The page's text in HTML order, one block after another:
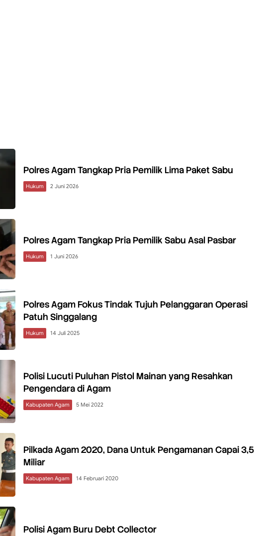
Polres Agam Tangkap Pria Pemilik Lima Paket Sabu
Hukum 2 Juni 2026
Polres Agam Tangkap Pria Pemilik Sabu Asal Pasbar
Hukum 1 Juni 2026
Polres Agam Fokus Tindak Tujuh Pelanggaran Operasi
Patuh Singgalang
Hukum 14 Juli 2025
Polisi Lucuti Puluhan Pistol Mainan yang Resahkan
Pengendara di Agam
Kabupaten Agam 5 Mei 2022
Pilkada Agam 2020, Dana Untuk Pengamanan Capai 3,5
Miliar
Kabupaten Agam 14 Februari 2020
Polisi Agam Buru Debt Collector